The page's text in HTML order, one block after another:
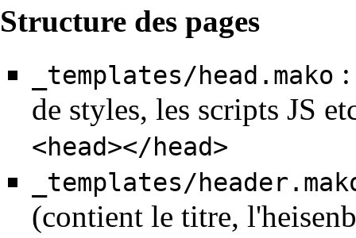
Structure des pages
_templates/head.mako
de styles, les scripts JS
<head></head>
_templates/
(contient le titre,